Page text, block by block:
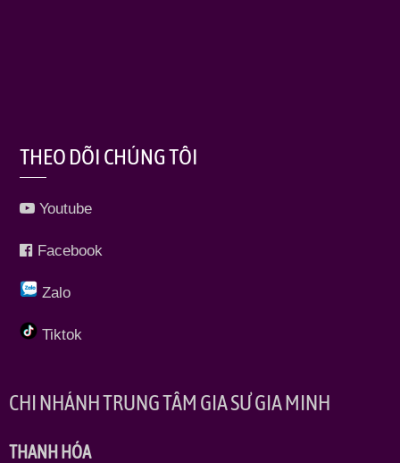
THEO DÕI CHÚNG TÔI
Youtube
Facebook
Zalo
Tiktok
CHI NHÁNH TRUNG TÂM GIA SƯ GIA MINH
THANH HÓA